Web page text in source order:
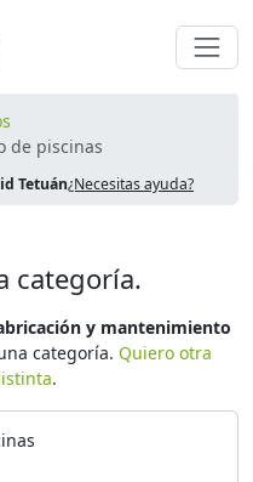
de piscinas
Tetuán¿Necesitas ayuda?
categoría.
y mantenimiento
categoría. Quiero otra
.